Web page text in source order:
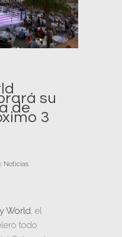
su
de
3
Noticias
World, el
todo